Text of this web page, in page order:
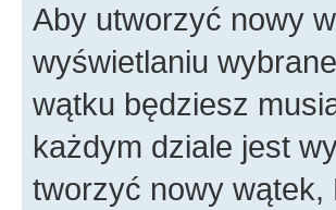
Aby utworzyć nowy
wyświetlaniu
wątku będziesz
każdym dziale jest
tworzyć nowy wątek,